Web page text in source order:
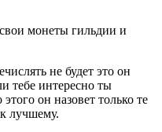
монеты гильдии и
не будет это он
тебе интересно ты
он назовет только те
лучшему.